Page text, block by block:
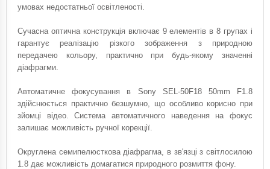
умовах недостатньої освітленості.
Сучасна оптична конструкція включає 9 елементів в 8 групах і
гарантує реалізацію різкого зображення з природною
передачею кольору, практично при будь-якому значенні
діафрагми.
Автоматичне фокусування в Sony SEL-50F18 50mm F1.8
здійснюється практично безшумно, що особливо корисно при
зйомці відео. Система автоматичного наведення на фокус
залишає можливість ручної корекції.
Округлена семипелюсткова діафрагма, в зв'язці з світлосилою
1.8 дає можливість домагатися природного розмиття фону.